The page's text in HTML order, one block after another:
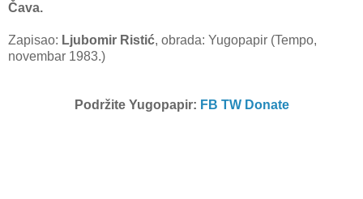
Čava.
Zapisao: Ljubomir Ristić, obrada: Yugopapir (Tempo,
novembar 1983.)
Podržite Yugopapir: FB TW Donate